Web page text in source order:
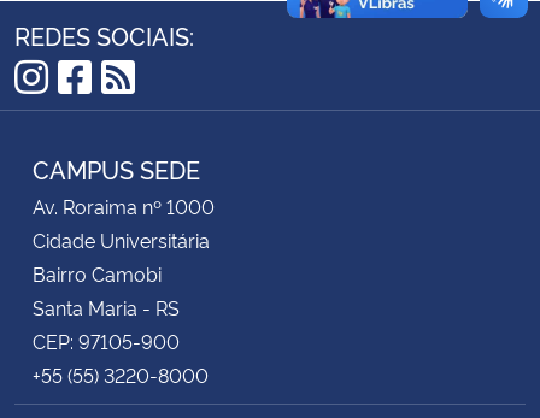
Controladoria-Geral da União
Secretaria-Geral
Secretaria de Governo
Gabinete de Segurança Institucional
REDES SOCIAIS:
Instagram
Facebook
RSS
CAMPUS SEDE
Av. Roraima nº 1000
Cidade Universitária
Bairro Camobi
Santa Maria - RS
CEP: 97105-900
+55 (55) 3220-8000